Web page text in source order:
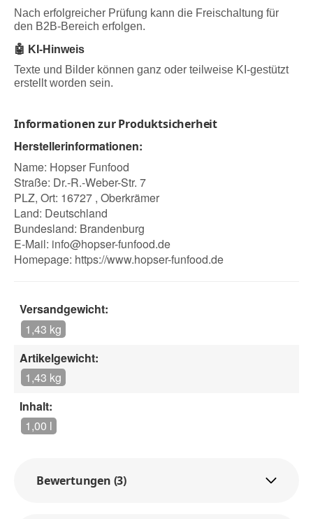
Nach erfolgreicher Prüfung kann die Freischaltung für
den B2B-Bereich erfolgen.
🤖 KI-Hinweis
Texte und Bilder können ganz oder teilweise KI-gestützt
erstellt worden sein.
Informationen zur Produktsicherheit
Herstellerinformationen:
Name: Hopser Funfood
Straße: Dr.-R.-Weber-Str. 7
PLZ, Ort: 16727 , Oberkrämer
Land: Deutschland
Bundesland: Brandenburg
E-Mail: info@hopser-funfood.de
Homepage: https://www.hopser-funfood.de
Versandgewicht:
1,43 kg
Artikelgewicht:
1,43 kg
Inhalt:
1,00 l
Bewertungen (3)